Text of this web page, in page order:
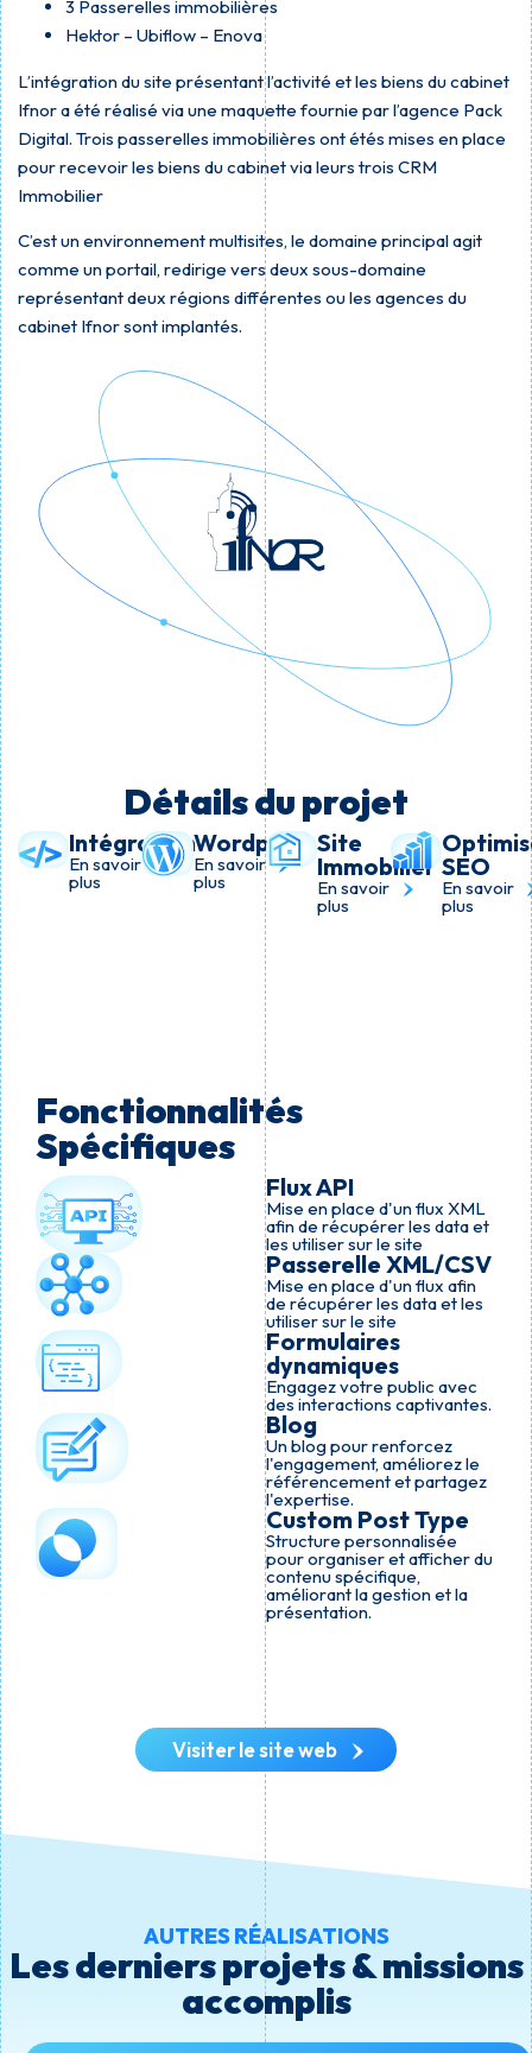
3 Passerelles immobilières
Hektor – Ubiflow – Enova
L’intégration du site présentant l’activité et les biens du cabinet
Ifnor a été réalisé via une maquette fournie par l’agence Pack
Digital. Trois passerelles immobilières ont étés mises en place
pour recevoir les biens du cabinet via leurs trois CRM
Immobilier
C’est un environnement multisites, le domaine principal agit
comme un portail, redirige vers deux sous-domaine
représentant deux régions différentes ou les agences du
cabinet Ifnor sont implantés.
Détails du projet
Intégration
En savoir
plus
Wordpress
En savoir
plus
Site
Immobilier
En savoir
plus
SEO
En savoir
plus
Fonctionnalités
Spécifiques
Flux API
Mise en place d'un flux XML
afin de récupérer les data et
les utiliser sur le site
Passerelle XML/CSV
Mise en place d'un flux afin
de récupérer les data et les
utiliser sur le site
Formulaires
dynamiques
Engagez votre public avec
des interactions captivantes.
Blog
Un blog pour renforcez
l'engagement, améliorez le
référencement et partagez
l'expertise.
Custom Post Type
Structure personnalisée
pour organiser et afficher du
contenu spécifique,
améliorant la gestion et la
présentation.
Visiter le site web
AUTRES RÉALISATIONS
Les derniers projets & missions
accomplis